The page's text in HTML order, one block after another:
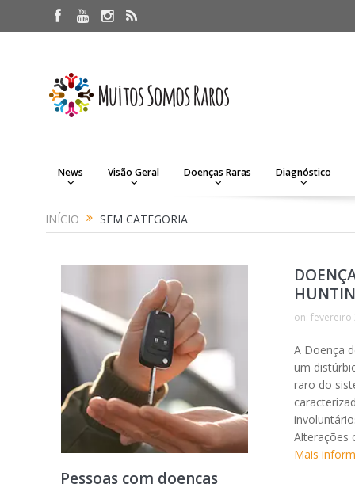
News Visão Geral Doenças Raras Diagnóstico
INÍCIO SEM CATEGORIA
Pessoas com doenças
on:fevereiro
A Doença
um
raro do
Alterações
Mais